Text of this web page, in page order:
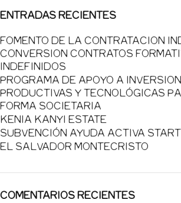
ENTRADAS RECIENTES
FOMENTO DE LA CONTRATACION
CONVERSION CONTRATOS
INDEFINIDOS
PROGRAMA DE APOYO A
PRODUCTIVAS Y TECNOLÓGICAS
FORMA SOCIETARIA
KENIA KANYI ESTATE
SUBVENCIÓN AYUDA ACTIVA
EL SALVADOR MONTECRISTO
COMENTARIOS RECIENTES